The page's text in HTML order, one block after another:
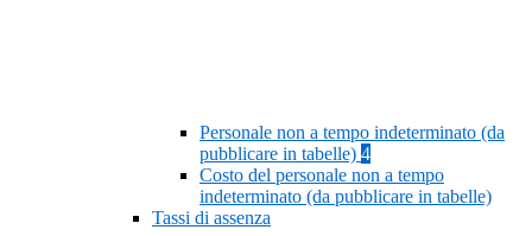
Personale non a tempo indeterminato (da
pubblicare in tabelle) 4
Costo del personale non a tempo
indeterminato (da pubblicare in tabelle)
Tassi di assenza